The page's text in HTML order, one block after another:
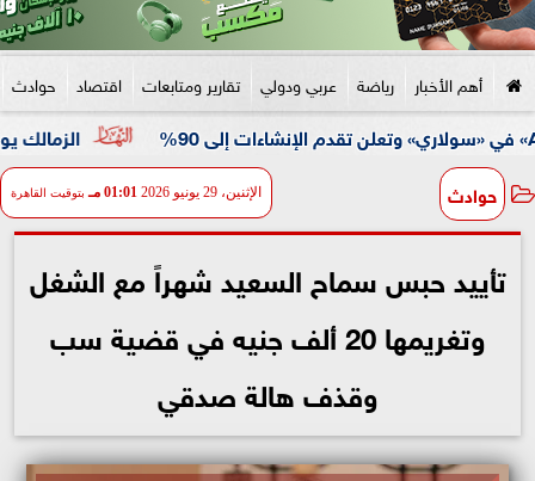
أهم الأخبار رياضة عربي ودولي تقارير ومتابعات اقتصاد حوادث
الزمالك يواصل
حوادث الإثنين، 29 يونيو 2026 01:01 مـ بتوقيت القاهرة
تأييد حبس سماح السعيد شهراً مع الشغل
وتغريمها 20 ألف جنيه في قضية سب
وقذف هالة صدقي